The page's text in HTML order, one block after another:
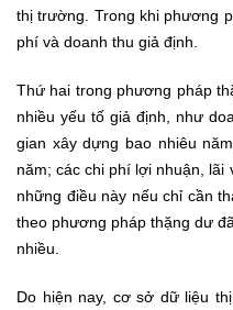
thị trường. Trong khi phương
phí và doanh thu giả định.
Thứ hai trong phương pháp
nhiều yếu tố giả định, như
gian xây dựng bao nhiêu
năm; các chi phí lợi nhuận,
những điều này nếu chỉ cần
theo phương pháp thặng dư
nhiều.
Do hiện nay, cơ sở dữ liệu